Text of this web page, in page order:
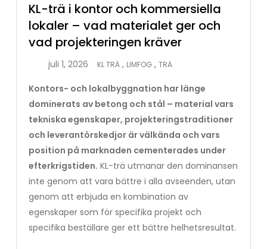
KL-trä i kontor och kommersiella
lokaler – vad materialet ger och
vad projekteringen kräver
KL TRÄ , LIMFOG ,TRÄ
Kontors- och lokalbyggnation har länge
dominerats av betong och stål – material vars
tekniska egenskaper, projekteringstraditioner
och leverantörskedjor är välkända och vars
position på marknaden cementerades under
efterkrigstiden. KL-trä utmanar den dominansen
inte genom att vara bättre i alla avseenden, utan
genom att erbjuda en kombination av
egenskaper som för specifika projekt och
specifika beställare ger ett bättre helhetsresultat.